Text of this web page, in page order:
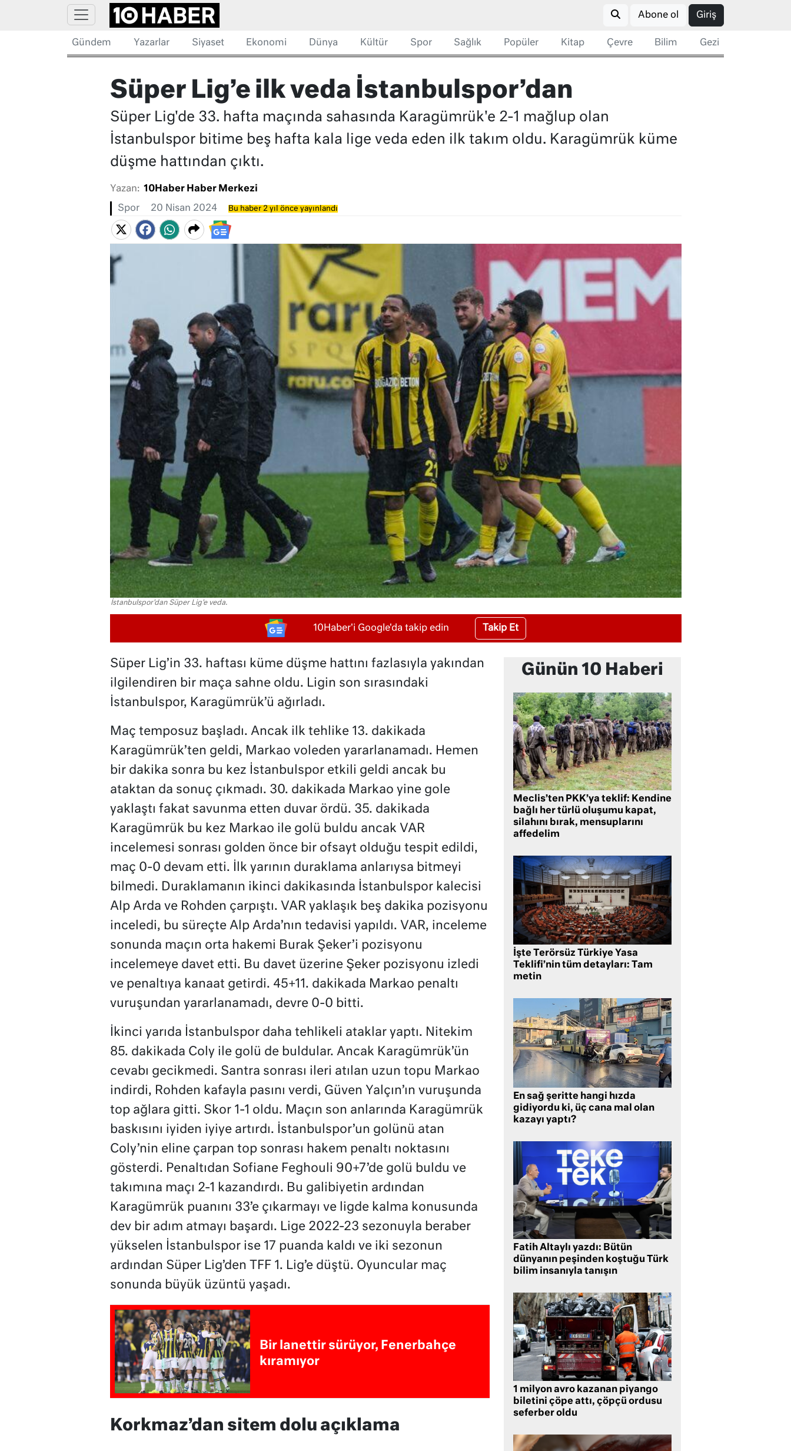
Abone ol Giriş
Gündem Yazarlar Siyaset Ekonomi Dünya Kültür Spor Sağlık Popüler Kitap Çevre Bilim Gezi
Süper Lig’e ilk veda İstanbulspor’dan
Süper Lig'de 33. hafta maçında sahasında Karagümrük'e 2-1 mağlup olan
İstanbulspor bitime beş hafta kala lige veda eden ilk takım oldu. Karagümrük küme
düşme hattından çıktı.
Yazan: 10Haber Haber Merkezi
Spor 20 Nisan 2024 Bu haber 2 yıl önce yayınlandı
İstanbulspor'dan Süper Lig'e veda.
10Haber'i Google'da takip edin Takip Et
Süper Lig’in 33. haftası küme düşme hattını fazlasıyla yakından
ilgilendiren bir maça sahne oldu. Ligin son sırasındaki
İstanbulspor, Karagümrük’ü ağırladı.
Maç temposuz başladı. Ancak ilk tehlike 13. dakikada
Karagümrük’ten geldi, Markao voleden yararlanamadı. Hemen
bir dakika sonra bu kez İstanbulspor etkili geldi ancak bu
ataktan da sonuç çıkmadı. 30. dakikada Markao yine gole
yaklaştı fakat savunma etten duvar ördü. 35. dakikada
Karagümrük bu kez Markao ile golü buldu ancak VAR
incelemesi sonrası golden önce bir ofsayt olduğu tespit edildi,
maç 0-0 devam etti. İlk yarının duraklama anlarıysa bitmeyi
bilmedi. Duraklamanın ikinci dakikasında İstanbulspor kalecisi
Alp Arda ve Rohden çarpıştı. VAR yaklaşık beş dakika pozisyonu
inceledi, bu süreçte Alp Arda’nın tedavisi yapıldı. VAR, inceleme
sonunda maçın orta hakemi Burak Şeker’i pozisyonu
incelemeye davet etti. Bu davet üzerine Şeker pozisyonu izledi
ve penaltıya kanaat getirdi. 45+11. dakikada Markao penaltı
vuruşundan yararlanamadı, devre 0-0 bitti.
İkinci yarıda İstanbulspor daha tehlikeli ataklar yaptı. Nitekim
85. dakikada Coly ile golü de buldular. Ancak Karagümrük’ün
cevabı gecikmedi. Santra sonrası ileri atılan uzun topu Markao
indirdi, Rohden kafayla pasını verdi, Güven Yalçın’ın vuruşunda
top ağlara gitti. Skor 1-1 oldu. Maçın son anlarında Karagümrük
baskısını iyiden iyiye artırdı. İstanbulspor’un golünü atan
Coly’nin eline çarpan top sonrası hakem penaltı noktasını
gösterdi. Penaltıdan Sofiane Feghouli 90+7’de golü buldu ve
takımına maçı 2-1 kazandırdı. Bu galibiyetin ardından
Karagümrük puanını 33’e çıkarmayı ve ligde kalma konusunda
dev bir adım atmayı başardı. Lige 2022-23 sezonuyla beraber
yükselen İstanbulspor ise 17 puanda kaldı ve iki sezonun
ardından Süper Lig’den TFF 1. Lig’e düştü. Oyuncular maç
sonunda büyük üzüntü yaşadı.
Bir lanettir sürüyor, Fenerbahçe
kıramıyor
Korkmaz’dan sitem dolu açıklama
Günün 10 Haberi
Meclis’ten PKK’ya teklif: Kendine
bağlı her türlü oluşumu kapat,
silahını bırak, mensuplarını
affedelim
İşte Terörsüz Türkiye Yasa
Teklifi’nin tüm detayları: Tam
metin
En sağ şeritte hangi hızda
gidiyordu ki, üç cana mal olan
kazayı yaptı?
Fatih Altaylı yazdı: Bütün
dünyanın peşinden koştuğu Türk
bilim insanıyla tanışın
1 milyon avro kazanan piyango
biletini çöpe attı, çöpçü ordusu
seferber oldu